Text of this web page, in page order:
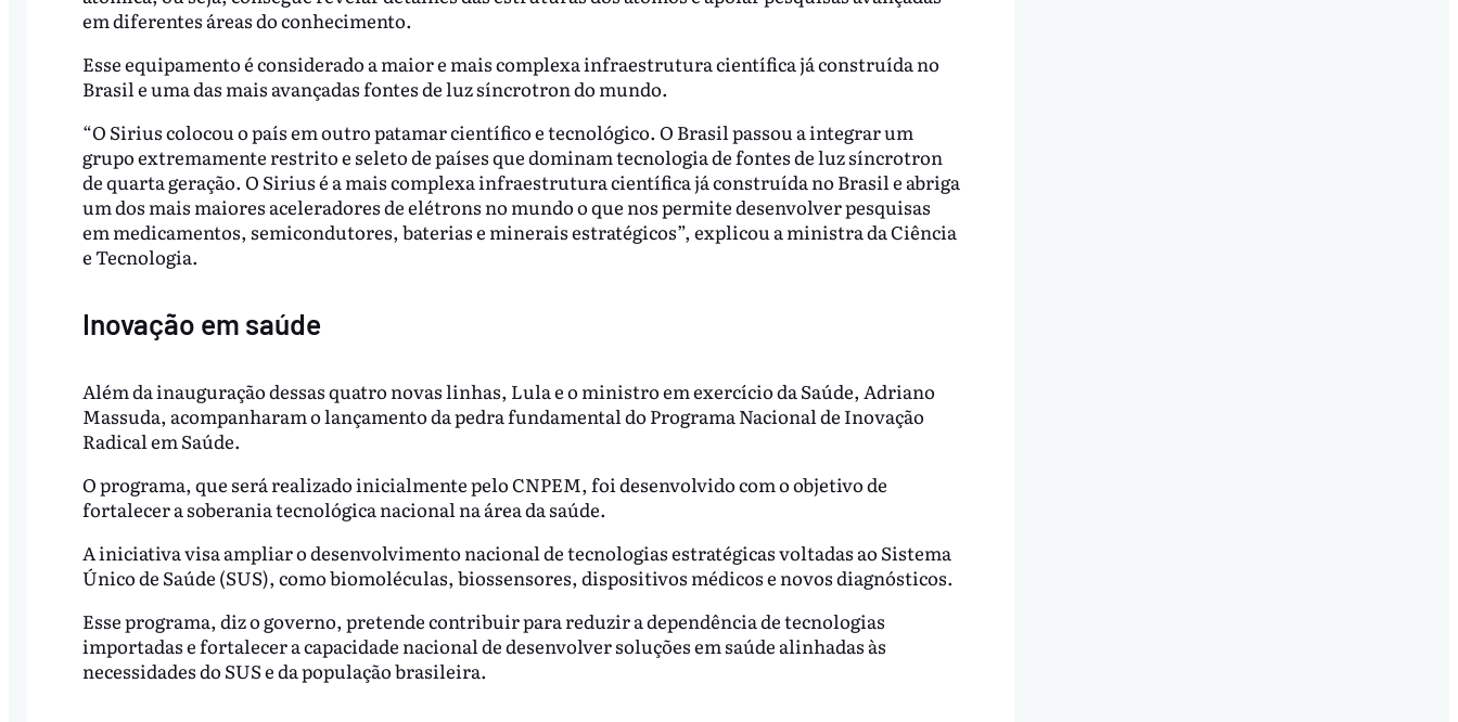
em diferentes áreas do conhecimento.
Esse equipamento é considerado a maior e mais complexa infraestrutura científica já construída no
Brasil e uma das mais avançadas fontes de luz síncrotron do mundo.
“O Sirius colocou o país em outro patamar científico e tecnológico. O Brasil passou a integrar um
grupo extremamente restrito e seleto de países que dominam tecnologia de fontes de luz síncrotron
de quarta geração. O Sirius é a mais complexa infraestrutura científica já construída no Brasil e abriga
um dos mais maiores aceleradores de elétrons no mundo o que nos permite desenvolver pesquisas
em medicamentos, semicondutores, baterias e minerais estratégicos”, explicou a ministra da Ciência
e Tecnologia.
Inovação em saúde
Além da inauguração dessas quatro novas linhas, Lula e o ministro em exercício da Saúde, Adriano
Massuda, acompanharam o lançamento da pedra fundamental do Programa Nacional de Inovação
Radical em Saúde.
O programa, que será realizado inicialmente pelo CNPEM, foi desenvolvido com o objetivo de
fortalecer a soberania tecnológica nacional na área da saúde.
A iniciativa visa ampliar o desenvolvimento nacional de tecnologias estratégicas voltadas ao Sistema
Único de Saúde (SUS), como biomoléculas, biossensores, dispositivos médicos e novos diagnósticos.
Esse programa, diz o governo, pretende contribuir para reduzir a dependência de tecnologias
importadas e fortalecer a capacidade nacional de desenvolver soluções em saúde alinhadas às
necessidades do SUS e da população brasileira.